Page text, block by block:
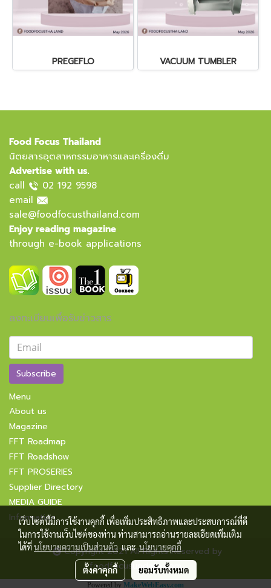
PREGEFLO VACUUM TUMBLER
Food Focus Thailand
นิตยสารอุตสาหกรรมอาหารและเครื่องดื่ม
Advertise with us.
call
02 192 9598
email
sale@foodfocusthailand.com
Enjoy reading magazine
through e-book applications
ลงทะเบียนเพื่อรับข่าวสาร
Subscribe
Menu
About us
Magazine
FFT Roadmap
FFT Roadshow
FFT PROSERIES
Supplier Directory
MEDIA GUIDE
Information
Copyright 2021 All Rights Reserved by
foodfocusupdate.com
Powered by MakeWebEasy.com
เว็บไซต์นี้มีการใช้งานคุกกี้ เพื่อเพิ่มประสิทธิภาพและประสบการณ์ที่ดี
ในการใช้งานเว็บไซต์ของท่าน ท่านสามารถอ่านรายละเอียดเพิ่มเติม
ได้ที่นโยบายความเป็นส่วนตัวและนโยบายคุกกี้
ตั้งค่าคุกกี้ ยอมรับทั้งหมด